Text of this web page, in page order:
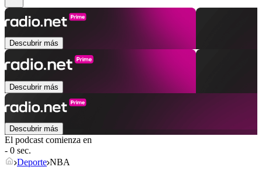
Descubrir más
Descubrir más
Descubrir más
El podcast comienza en
- 0 sec.
Deporte NBA